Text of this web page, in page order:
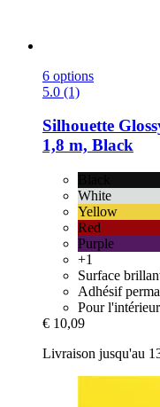
6 options
5.0 (1)
Silhouette
1,8 m, Black
White
Yellow
Red
Purple
+1
Surface
Adhésif
Pour
€ 10,09
Livraison jusqu'au